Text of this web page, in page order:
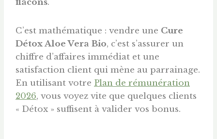
flacons.
C’est mathématique : vendre une Cure
Détox Aloe Vera Bio, c’est s’assurer un
chiffre d’affaires immédiat et une
satisfaction client qui mène au parrainage.
En utilisant votre Plan de rémunération
2026, vous voyez vite que quelques clients
« Détox » suffisent à valider vos bonus.